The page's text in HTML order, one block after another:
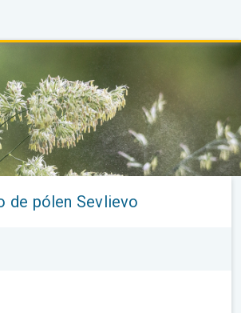
de pólen Sevlievo